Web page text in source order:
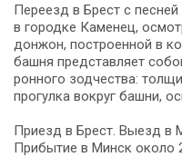
Пе­ре­езд в Брест с
в го­род­ке Каменец,
донжон, по­стро­ен­ной в
баш­ня пред­став­ля­ет
рон­но­го зод­че­ства:
про­гул­ка вокруг баш­ни,
При­езд в Брест. Выезд в
При­бы­тие в Минск око­ло